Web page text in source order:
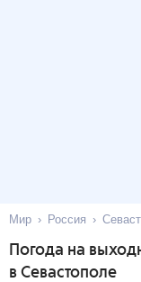
Мир Россия
Погода на
в Севастополе